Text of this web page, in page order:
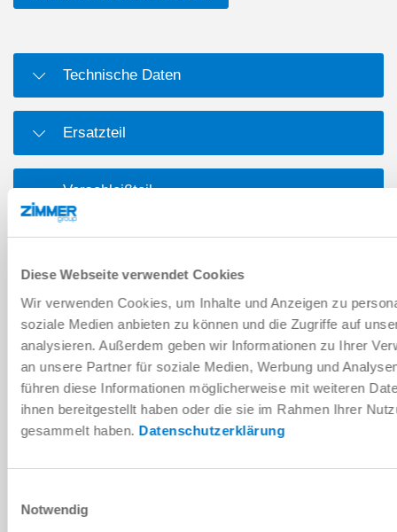
Diese Webseite verwendet Cookies
Wir verwenden Cookies, um Inhalte und Anzeigen zu
soziale Medien anbieten zu können und die Zugriffe auf
analysieren. Außerdem geben wir Informationen zu Ihrer
an unsere Partner für soziale Medien, Werbung und
führen diese Informationen möglicherweise mit weiteren
ihnen bereitgestellt haben oder die sie im Rahmen Ihrer
gesammelt haben. Datenschutzerklärung
Notwendig
Technische Daten
Ersatzteil
Verschleißteil
PDF-Datenblatt
Herunterladen